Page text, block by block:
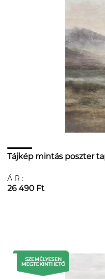
Tájkép mintás poszter
ÁR:
26 490 Ft